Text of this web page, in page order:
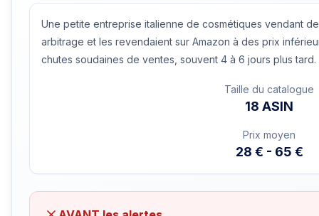
Une petite entreprise italienne de cosmétiques vendant
arbitrage et les revendaient sur Amazon à des prix
chutes soudaines de ventes, souvent 4 à 6 jours plus tard.
Taille du catalogue
18 ASIN
Prix moyen
28 € - 65 €